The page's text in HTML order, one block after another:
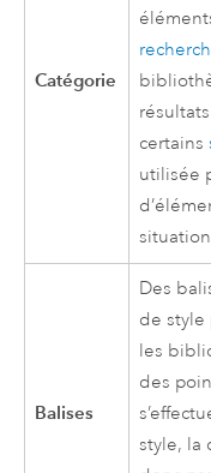
Catégorie
certains
utilisée
Balises
Des
de style
les
des
style, la